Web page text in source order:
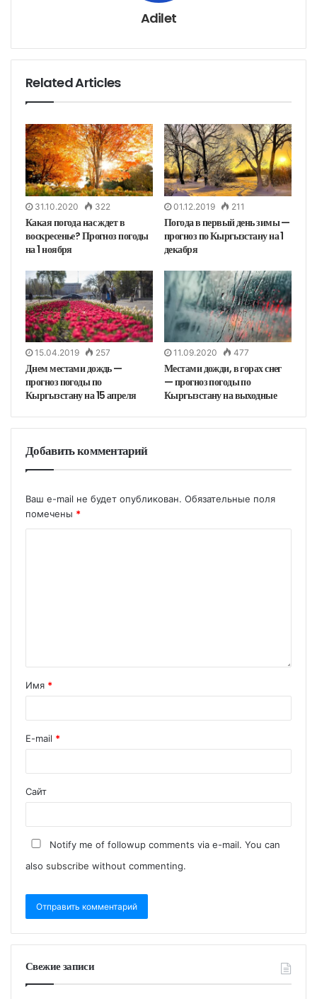
о
т
Adilet
Related Articles
31.10.2020 322
Какая погода нас ждет в
воскресенье? Прогноз погоды
на 1 ноября
01.12.2019 211
Погода в первый день зимы —
прогноз по Кыргызстану на 1
декабря
15.04.2019 257
Днем местами дождь —
прогноз погоды по
Кыргызстану на 15 апреля
11.09.2020 477
Местами дожди, в горах снег
— прогноз погоды по
Кыргызстану на выходные
Добавить комментарий
Ваш e-mail не будет опубликован. Обязательные поля
помечены *
Имя *
E-mail *
Сайт
Notify me of followup comments via e-mail. You can
also subscribe without commenting.
Свежие записи